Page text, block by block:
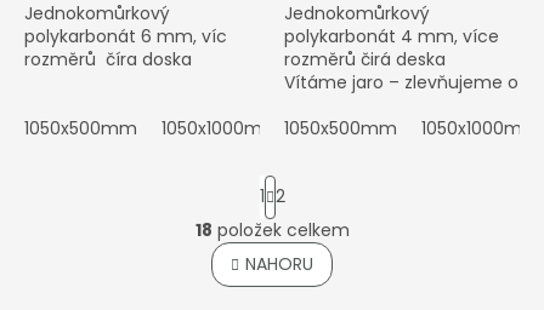
Jednokomůrkový
polykarbonát 6 mm, víc
rozměrů číra doska
1050x500mm 1050x1000mm 1050x1500mm
Jednokomůrkový
polykarbonát 4 mm, více
rozměrů čirá deska
Vítáme jaro – zlevňujeme o
snížená. Stav k --.--.----....
1050x500mm 1050x1000mm
O
v
l
S
t
r
á
n
k
1 2
18 položek celkem
NAHORU